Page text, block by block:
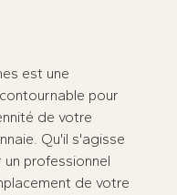
est une
pour
de votre
Qu'il s'agisse
professionnel
de votre